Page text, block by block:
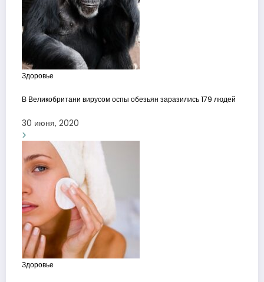
Здоровье
В Великобритани вирусом оспы обезьян заразились 179 людей
30 июня, 2020
Здоровье